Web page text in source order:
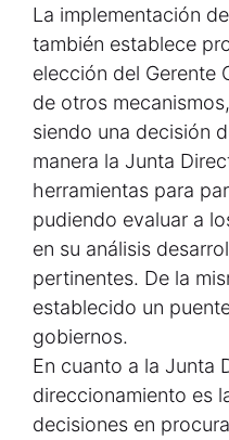
La implementación
también establece
elección del Gerente
de otros
siendo una decisión
manera la Junta
herramientas para
pudiendo evaluar a
en su análisis
pertinentes. De la
establecido un
gobiernos.
En cuanto a la Junta
direccionamiento es
decisiones en